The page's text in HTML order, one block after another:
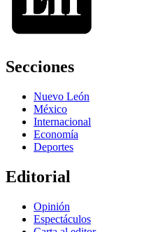
Secciones
Nuevo León
México
Internacional
Economía
Deportes
Editorial
Opinión
Espectáculos